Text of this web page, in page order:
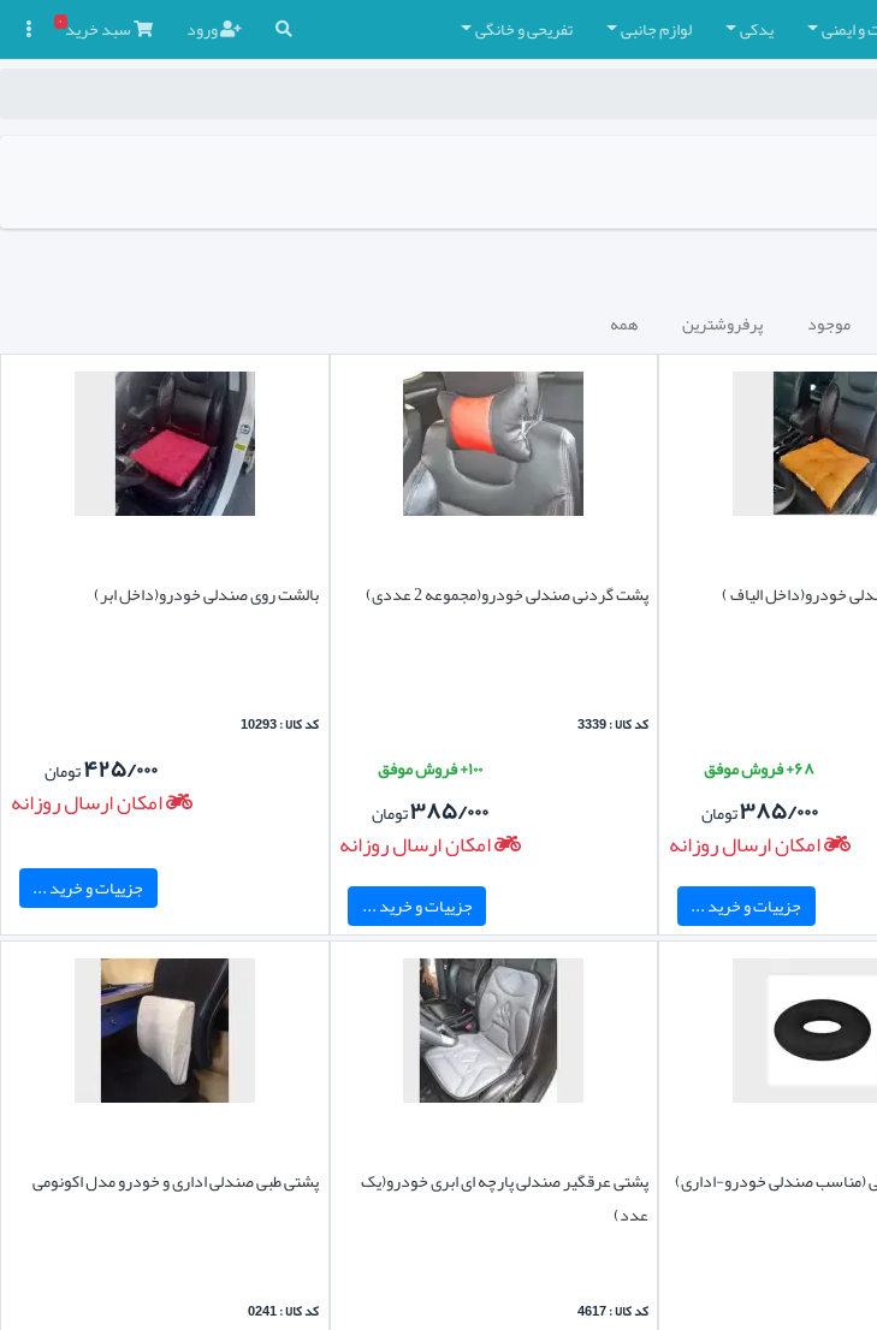
و ایمنی یدکی لوازم جانبی تفریحی و خانگی ورود سبدخرید۰
موجود پرفروشترین همه
خودرو(داخل الیاف )
۶۸+ فروش موفق
۳۸۵/۰۰۰تومان
امکان ارسال روزانه
جزییات و خرید ...
پشت گردنی صندلی خودرو(مجموعه 2 عددی)
کد کالا : 3339
۱۰۰+ فروش موفق
۳۸۵/۰۰۰تومان
امکان ارسال روزانه
جزییات و خرید ...
بالشت روی صندلی خودرو(داخل ابر)
کد کالا : 10293
۴۲۵/۰۰۰تومان
امکان ارسال روزانه
جزییات و خرید ...
(مناسب صندلی خودرو-اداری)
پشتی عرقگیر صندلی پارچه ای ابری خودرو(یک
عدد)
کد کالا : 4617
پشتی طبی صندلی اداری و خودرو مدل اکونومی
کد کالا : 0241